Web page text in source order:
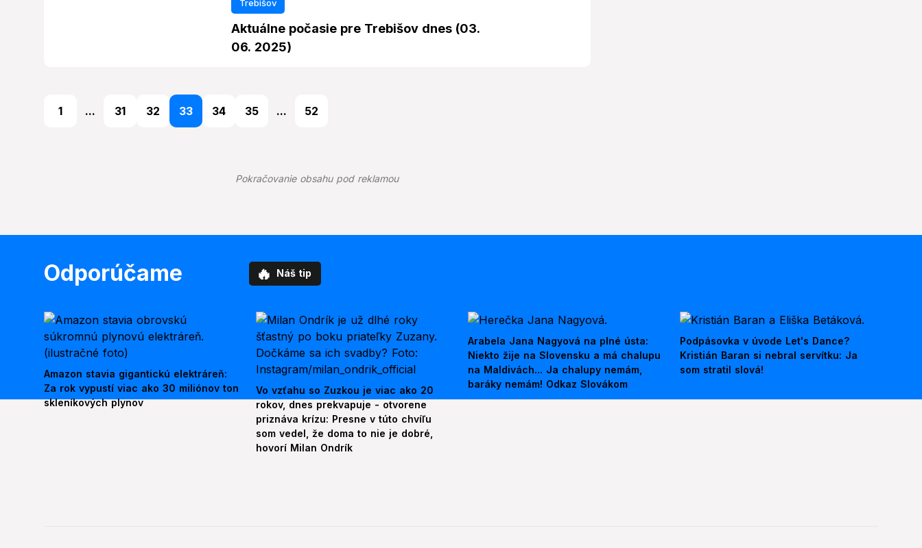
Trebišov
Aktuálne počasie pre Trebišov dnes (03.
06. 2025)
1 ... 31 32 33 34 35 ... 52
Pokračovanie obsahu pod reklamou
Odporúčame 🔥 Náš tip
Amazon stavia gigantickú elektráreň:
Za rok vypustí viac ako 30 miliónov ton
skleníkových plynov
Vo vzťahu so Zuzkou je viac ako 20
rokov, dnes prekvapuje - otvorene
priznáva krízu: Presne v túto chvíľu
som vedel, že doma to nie je dobré,
hovorí Milan Ondrík
Arabela Jana Nagyová na plné ústa:
Niekto žije na Slovensku a má chalupu
na Maldivách... Ja chalupy nemám,
baráky nemám! Odkaz Slovákom
Podpásovka v úvode Let's Dance?
Kristián Baran si nebral servítku: Ja
som stratil slová!